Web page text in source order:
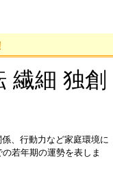
繊細 独創
、行動力など家庭環境に
若年期の運勢を表しま